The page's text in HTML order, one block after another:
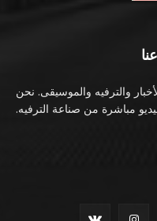
والترفيه والموسيقى. نحن
مباشرة من صناعة الترفيه.